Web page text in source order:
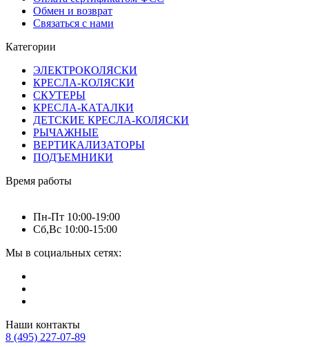
Обмен и возврат
Связаться с нами
Категории
ЭЛЕКТРОКОЛЯСКИ
КРЕСЛА-КОЛЯСКИ
СКУТЕРЫ
КРЕСЛА-КАТАЛКИ
ДЕТСКИЕ КРЕСЛА-КОЛЯСКИ
РЫЧАЖНЫЕ
ВЕРТИКАЛИЗАТОРЫ
ПОДЪЕМНИКИ
Время работы
Пн-Пт 10:00-19:00
Сб,Вс 10:00-15:00
Мы в социальных сетях:
Наши контакты
8 (495) 227-07-89